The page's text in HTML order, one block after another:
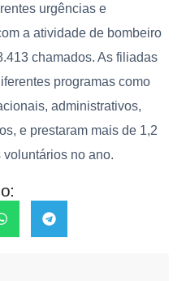
urgências e
a atividade de bombeiro
chamados. As filiadas
programas como
administrativos,
e prestaram mais de 1,2
no ano.